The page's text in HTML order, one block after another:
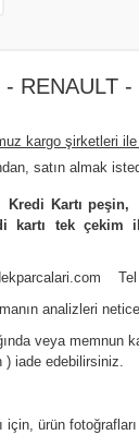
RENAULT
kargo şirketleri ile
satın almak
Kartı peşin,
kartı tek
Tel
analizleri
veya
) iade edebilirsiniz.
için, ürün